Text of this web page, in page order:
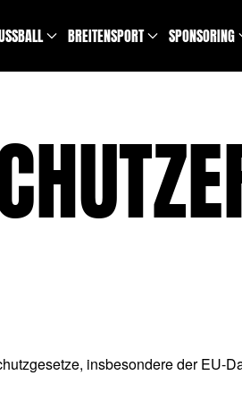
BREITENSPORT SPONSORING
insbesondere der EU-